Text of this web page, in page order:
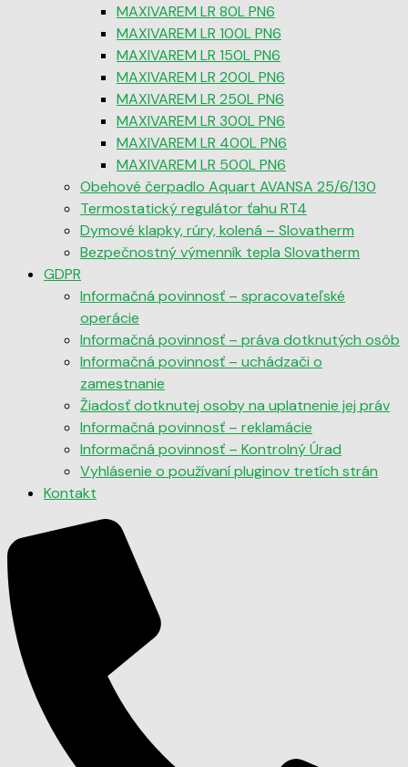
MAXIVAREM LR 80L PN6
MAXIVAREM LR 100L PN6
MAXIVAREM LR 150L PN6
MAXIVAREM LR 200L PN6
MAXIVAREM LR 250L PN6
MAXIVAREM LR 300L PN6
MAXIVAREM LR 400L PN6
MAXIVAREM LR 500L PN6
Obehové čerpadlo Aquart AVANSA 25/6/130
Termostatický regulátor ťahu RT4
Dymové klapky, rúry, kolená – Slovatherm
Bezpečnostný výmenník tepla Slovatherm
GDPR
Informačná povinnosť – spracovateľské
operácie
Informačná povinnosť – práva dotknutých osôb
Informačná povinnosť – uchádzači o
zamestnanie
Žiadosť dotknutej osoby na uplatnenie jej práv
Informačná povinnosť – reklamácie
Informačná povinnosť – Kontrolný Úrad
Vyhlásenie o používaní pluginov tretích strán
Kontakt